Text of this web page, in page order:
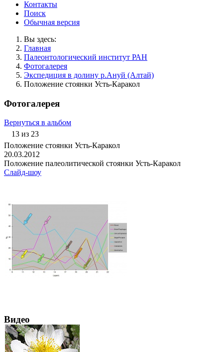
Контакты
Поиск
Обычная версия
Вы здесь:
Главная
Палеонтологический институт РАН
Фотогалерея
Экспедиция в долину р.Ануй (Алтай)
Положение стоянки Усть-Каракол
Фотогалерея
Вернуться в альбом
13 из 23
Положение стоянки Усть-Каракол
20.03.2012
Положение палеолитической стоянки Усть-Каракол
Слайд-шоу
Видео